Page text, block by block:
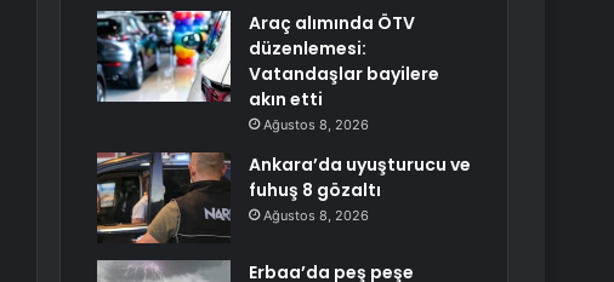
Araç alımında ÖTV
düzenlemesi:
Vatandaşlar bayilere
akın etti
Ağustos 8, 2026
Ankara’da uyuşturucu ve
fuhuş 8 gözaltı
Ağustos 8, 2026
Erbaa’da peş peşe